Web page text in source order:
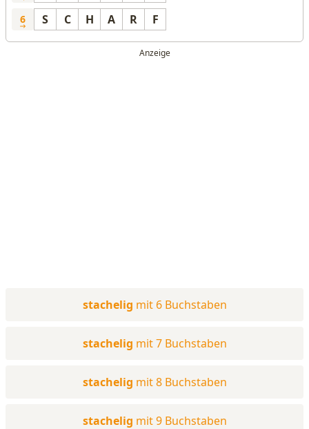
6 S C H A R F
stachelig mit 6 Buchstaben
stachelig mit 7 Buchstaben
stachelig mit 8 Buchstaben
stachelig mit 9 Buchstaben